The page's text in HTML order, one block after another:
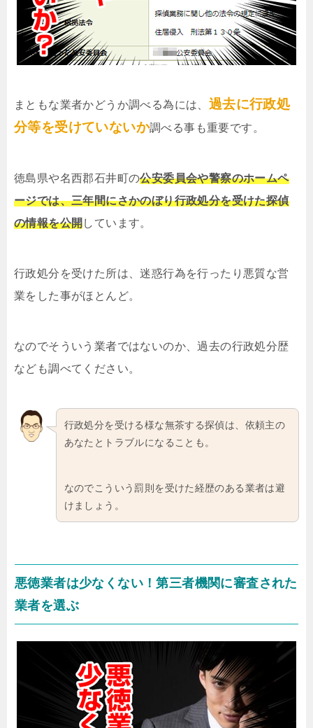
まともな業者かどうか調べる為には、 過去に行政処
分等を受けていないか調べる事も重要です。
徳島県や名西郡石井町の公安委員会や警察のホームペ
ージでは、三年間にさかのぼり行政処分を受けた探偵
の情報を公開しています。
行政処分を受けた所は、迷惑行為を行ったり悪質な営
業をした事がほとんど。
なのでそういう業者ではないのか、過去の行政処分歴
なども調べてください。
行政処分を受ける様な無茶する探偵は、依頼主の
あなたとトラブルになることも。
なのでこういう罰則を受けた経歴のある業者は避
けましょう。
悪徳業者は少なくない！第三者機関に審査された
業者を選ぶ